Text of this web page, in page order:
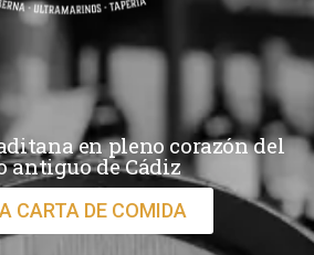
en pleno corazón del
antiguo de Cádiz
CARTA DE COMIDA